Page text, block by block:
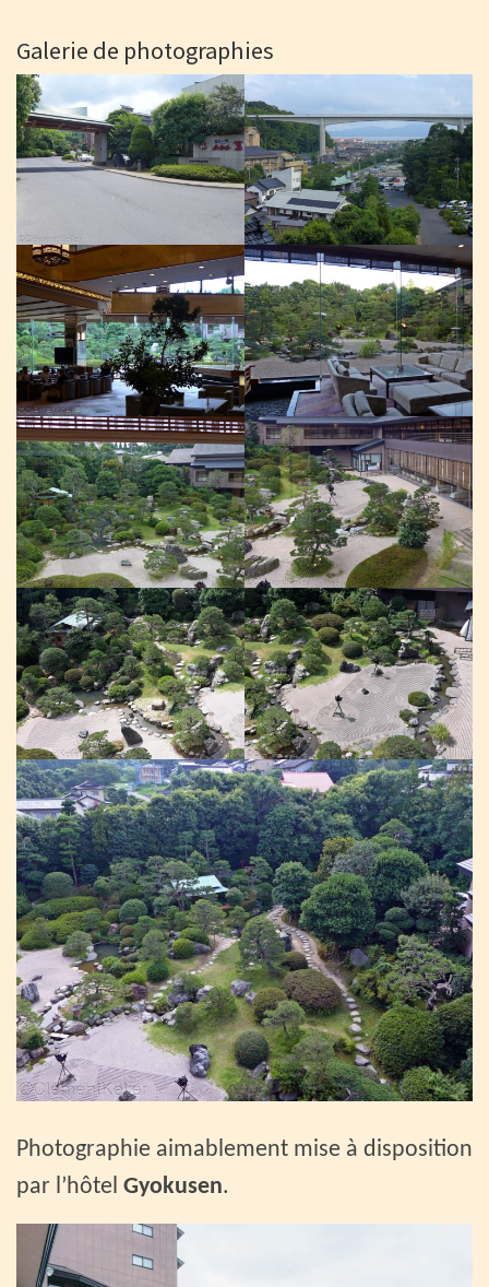
Galerie de photographies
Photographie aimablement mise à disposition
par l’hôtel Gyokusen.